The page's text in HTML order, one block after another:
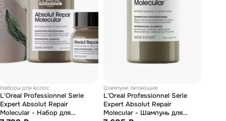
Наборы для волос
L'Oreal Professionnel Serie
Expert Absolut Repair
Molecular - Набор для
Шампуни питающие
L'Oreal Professionnel Serie
Expert Absolut Repair
Molecular - Шампунь для